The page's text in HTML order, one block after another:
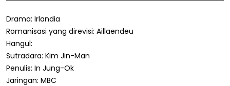
Drama: Irlandia
Romanisasi yang direvisi: Aillaendeu
Hangul:
Sutradara: Kim Jin-Man
Penulis: In Jung-Ok
Jaringan: MBC